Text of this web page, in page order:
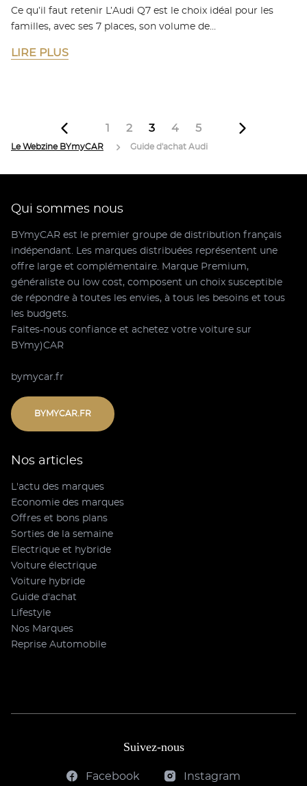
Ce qu’il faut retenir L’Audi Q7 est le choix idéal pour les
familles, avec ses 7 places, son volume de…
LIRE PLUS
1 2 3 4 5
Le Webzine BYmyCAR Guide d'achat Audi
Qui sommes nous
BYmyCAR est le premier groupe de distribution français
indépendant. Les marques distribuées représentent une
offre large et complémentaire. Marque Premium,
généraliste ou low cost, composent un choix susceptible
de répondre à toutes les envies, à tous les besoins et tous
les budgets.
Faites-nous confiance et achetez votre voiture sur
BYmy)CAR
bymycar.fr
BYMYCAR.FR
Nos articles
L'actu des marques
Economie des marques
Offres et bons plans
Sorties de la semaine
Electrique et hybride
Voiture électrique
Voiture hybride
Guide d'achat
Lifestyle
Nos Marques
Reprise Automobile
Suivez-nous
Facebook Instagram